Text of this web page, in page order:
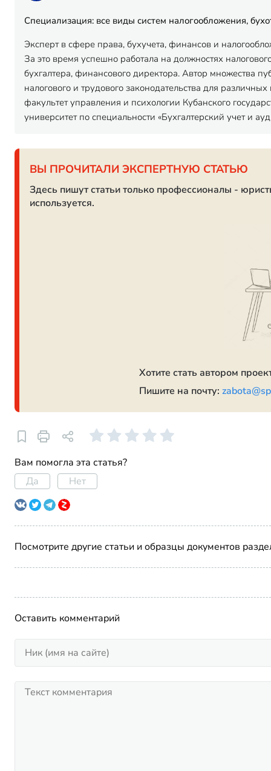
Специализация: все виды систем налогообложения,
Эксперт в сфере права, бухучета, финансов и
За это время успешно работала на должностях
бухгалтера, финансового директора. Автор множества
налогового и трудового законодательства для
факультет управления и психологии Кубанского
университет по специальности «Бухгалтерский учет и
ВЫ ПРОЧИТАЛИ ЭКСПЕРТНУЮ СТАТЬЮ
Здесь пишут статьи только профессионалы -
используется.
Хотите стать автором
Пишите на почту:
Вам помогла эта статья?
Да
Нет
Посмотрите другие статьи и образцы документов
Оставить комментарий